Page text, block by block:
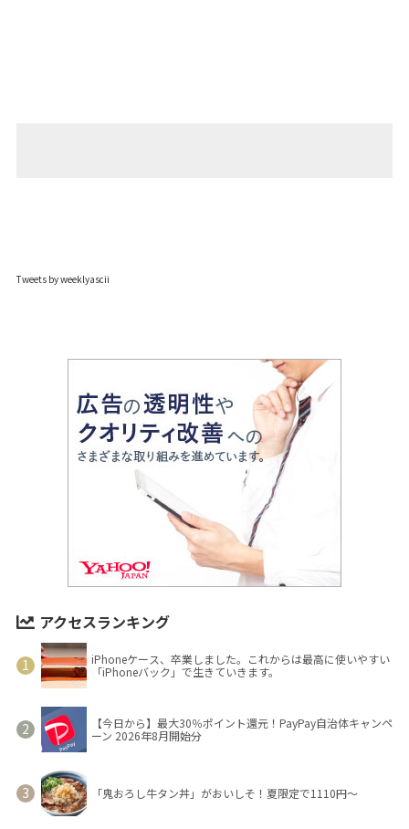
Tweets by weeklyascii
アクセスランキング
iPhoneケース、卒業しました。これからは最高に使いやすい
「iPhoneバック」で生きていきます。
【今日から】最大30％ポイント還元！PayPay自治体キャンペ
ーン 2026年8月開始分
「鬼おろし牛タン丼」がおいしそ！夏限定で1110円～